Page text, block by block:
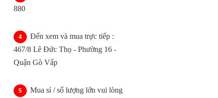
880
Đến xem và mua trực tiếp :
467/8 Lê Đức Thọ - Phường 16 -
Quận Gò Vấp
Mua sỉ / số lượng lớn vui lòng